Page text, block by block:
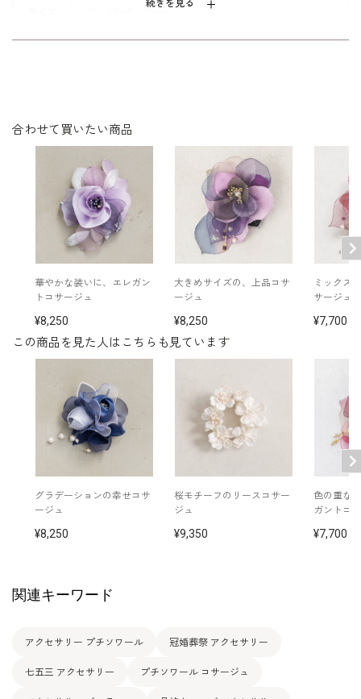
続きを見る
その他
335 / イヤリング：
<ピンク> スーツ：7803307/ ネックレス：
551033
/ イヤリング：
<ネイビー> スーツ：
7803307/ ネックレス：
335/ イヤリング：
5551335
<パープル> ジャケット：7804802/ ネックレス：
5512535/ イヤリング：5552454
この商品を見た人はこちらも見ています
グラデーションの幸せコサ
ージュ
8,250
桜モチーフのリースコサー
ジュ
9,350
色の重な
ガントコ
7,700
合わせて買いたい商品
華やかな装いに、エレガン
トコサージュ
8,250
大きめサイズの、上品コサ
ージュ
8,250
ミックス
サージュ
7,700
関連キーワード
アクセサリー プチソワール 冠婚葬祭 アクセサリー
七五三 アクセサリー プチソワール コサージュ